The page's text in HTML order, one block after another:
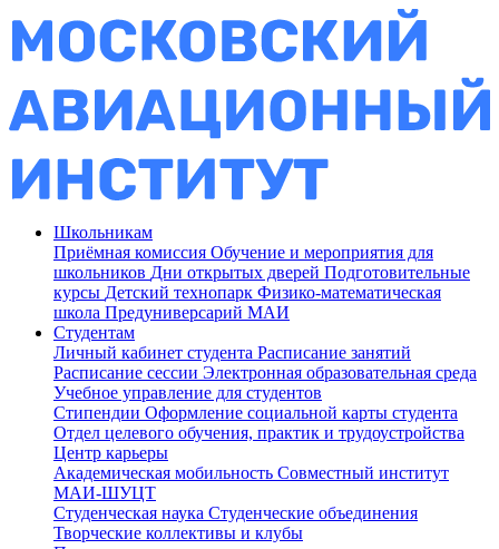
Школьникам
Приёмная комиссия Обучение и мероприятия для
школьников Дни открытых дверей Подготовительные
курсы Детский технопарк Физико-математическая
школа Предуниверсарий МАИ
Студентам
Личный кабинет студента Расписание занятий
Расписание сессии Электронная образовательная среда
Учебное управление для студентов
Стипендии Оформление социальной карты студента
Отдел целевого обучения, практик и трудоустройства
Центр карьеры
Академическая мобильность Совместный институт
МАИ-ШУЦТ
Студенческая наука Студенческие объединения
Творческие коллективы и клубы